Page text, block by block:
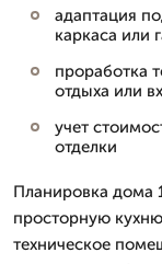
адаптация
каркаса или
проработка
отдыха или
учет
отделки
Планировка дома
просторную
техническое